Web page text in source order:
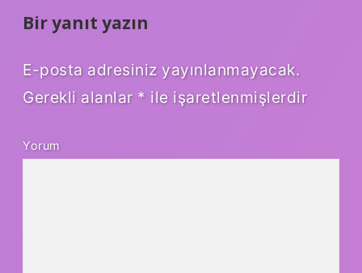
Bir yanıt yazın
E-posta adresiniz yayınlanmayacak.
Gerekli alanlar * ile işaretlenmişlerdir
Yorum